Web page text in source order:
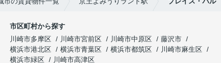
市区町村から探す
川崎市多摩区
川崎市宮前区 川崎市中原区
藤沢市
横浜市港北区
横浜市青葉区 横浜市都筑区
川崎市麻生区
横浜市緑区
川崎市高津区